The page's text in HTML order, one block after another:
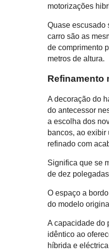
motorizações
Quase escusado
carro são as
de comprimento
metros de altura.
Refinamento
A decoração do
do antecessor
a escolha dos
bancos, ao exibir
refinado com
Significa que se
de dez
O espaço a
do modelo
A capacidade do
idêntico ao
híbrida e